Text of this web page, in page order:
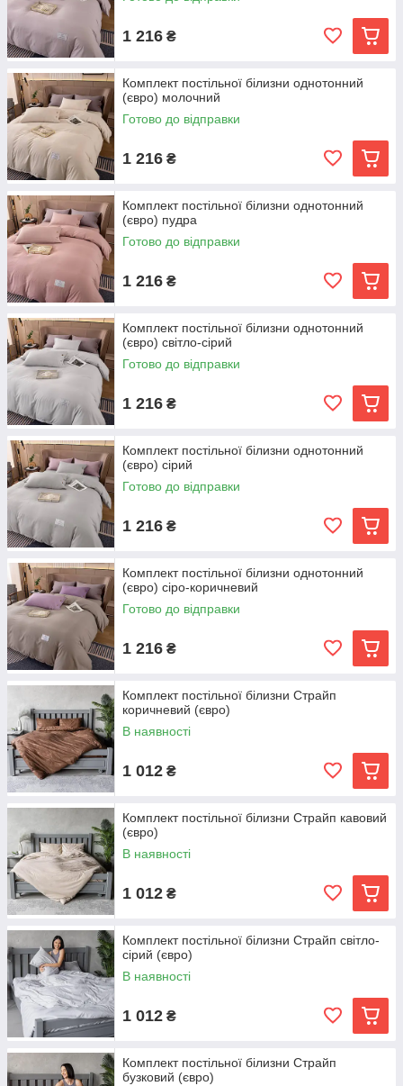
1 216 ₴
Комплект постільної білизни однотонний
(євро) молочний
Готово до відправки
1 216 ₴
Комплект постільної білизни однотонний
(євро) пудра
Готово до відправки
1 216 ₴
Комплект постільної білизни однотонний
(євро) світло-сірий
Готово до відправки
1 216 ₴
Комплект постільної білизни однотонний
(євро) сірий
Готово до відправки
1 216 ₴
Комплект постільної білизни однотонний
(євро) сіро-коричневий
Готово до відправки
1 216 ₴
Комплект постільної білизни Страйп
коричневий (євро)
В наявності
1 012 ₴
Комплект постільної білизни Страйп кавовий
(євро)
В наявності
1 012 ₴
Комплект постільної білизни Страйп світло-
сірий (євро)
В наявності
1 012 ₴
Комплект постільної білизни Страйп
бузковий (євро)